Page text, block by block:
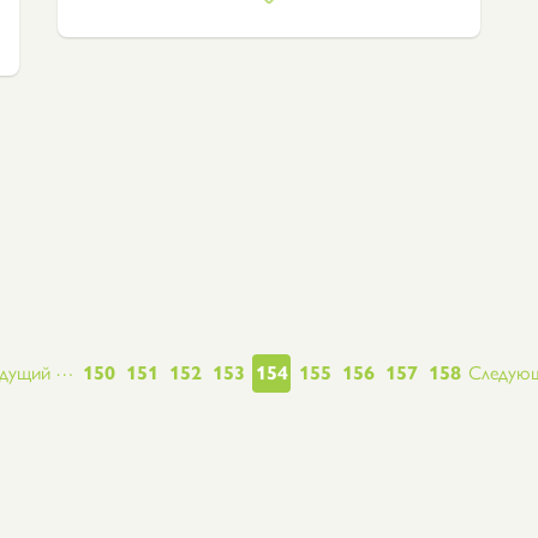
страница
… Страница
150 Страница
151 Страница
152 Страница
153 Текущая страница
154 Страница
155 Страница
156 Страница
157 Страница
158